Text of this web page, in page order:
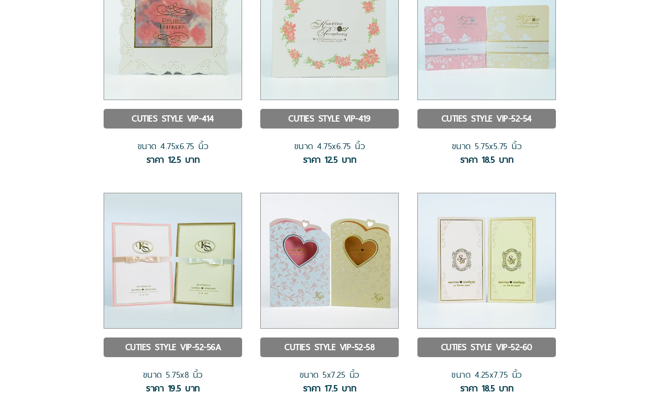
CUTIES STYLE VIP-414
ขนาด4.75x6.75 นิ้ว
ราคา12.5บาท
CUTIES STYLE VIP-419
ขนาด4.75x6.75 นิ้ว
ราคา12.5บาท
CUTIES STYLEVIP-52-54
ขนาด5.75x5.75 นิ้ว
ราคา18.5บาท
CUTIES STYLEVIP-52-56A
ขนาด5.75x8 นิ้ว
ราคา 19.5บาท
CUTIES STYLE VIP-52-58
ขนาด5x7.25 นิ้ว
ราคา17.5บาท
CUTIES STYLEVIP-52-60
ขนาด 4.25x7.75 นิ้ว
ราคา18.5บาท